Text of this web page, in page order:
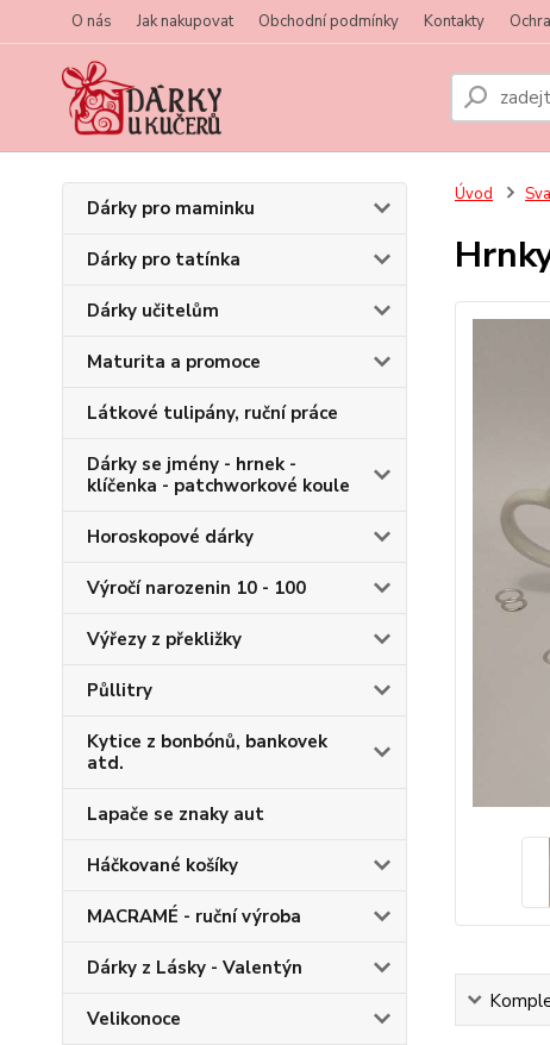
O nás Jak nakupovat Obchodní podmínky Kontakty
Dárky pro maminku
Dárky pro tatínka
Dárky učitelům
Maturita a promoce
Látkové tulipány, ruční práce
Dárky se jmény - hrnek -
klíčenka - patchworkové koule
Horoskopové dárky
Výročí narozenin 10 - 100
Výřezy z překližky
Půllitry
Kytice z bonbónů, bankovek
atd.
Lapače se znaky aut
Háčkované košíky
MACRAMÉ - ruční výroba
Dárky z Lásky - Valentýn
Velikonoce
Úvod